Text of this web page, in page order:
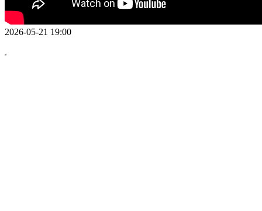
2026-05-21 19:00